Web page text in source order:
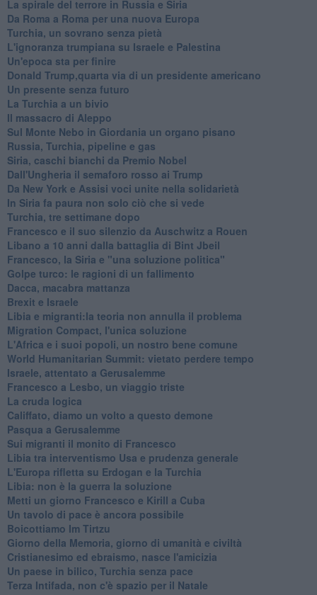
La spirale del terrore in Russia e Siria
Da Roma a Roma per una nuova Europa
Turchia, un sovrano senza pietà
L'ignoranza trumpiana su Israele e Palestina
Un'epoca sta per finire
Donald Trump,quarta via di un presidente americano
Un presente senza futuro
La Turchia a un bivio
Il massacro di Aleppo
Sul Monte Nebo in Giordania un organo pisano
Russia, Turchia, pipeline e gas
Siria, caschi bianchi da Premio Nobel
Dall'Ungheria il semaforo rosso ai Trump
Da New York e Assisi voci unite nella solidarietà
In Siria fa paura non solo ciò che si vede
Turchia, tre settimane dopo
Francesco e il suo silenzio da Auschwitz a Rouen
Libano a 10 anni dalla battaglia di Bint Jbeil
Francesco, la Siria e "una soluzione politica"
Golpe turco: le ragioni di un fallimento
Dacca, macabra mattanza
Brexit e Israele
Libia e migranti:la teoria non annulla il problema
Migration Compact, l'unica soluzione
L'Africa e i suoi popoli, un nostro bene comune
World Humanitarian Summit: vietato perdere tempo
Israele, attentato a Gerusalemme
Francesco a Lesbo, un viaggio triste
La cruda logica
Califfato, diamo un volto a questo demone
Pasqua a Gerusalemme
Sui migranti il monito di Francesco
Libia tra interventismo Usa e prudenza generale
L'Europa rifletta su Erdogan e la Turchia
Libia: non è la guerra la soluzione
Metti un giorno Francesco e Kirill a Cuba
Un tavolo di pace è ancora possibile
Boicottiamo Im Tirtzu
Giorno della Memoria, giorno di umanità e civiltà
Cristianesimo ed ebraismo, nasce l'amicizia
Un paese in bilico, Turchia senza pace
Terza Intifada, non c'è spazio per il Natale